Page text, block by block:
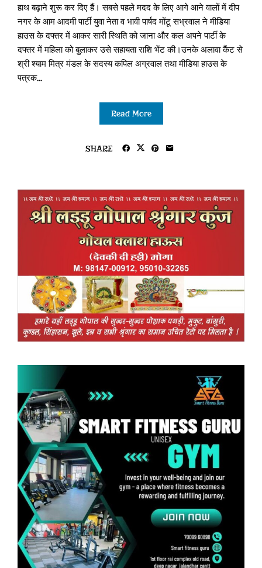
हाथ बढ़ाने शुरू कर दिए हैं। सबसे पहले मदद के लिए आगे आने वालों में दीप
नगर के आम आदमी पार्टी युवा नेता व भावी पार्षद मोंटू सभ्रवाल ने मीडिया
हाउस के दफ्तर में आकर सारी स्थिति को जाना और कल अपने पार्टी के
दफ्तर में महिला को बुलाकर उसे सहायता राशि भेंट की।उनके अलावा कैंट से
श्री श्याम मित्र मंडल के सदस्य कपिल अग्रवाल तथा मीडिया हाउस के
पत्रक...
Read More
SHARE